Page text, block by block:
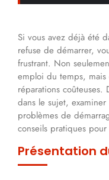
Si vous avez déjà été
refuse de démarrer,
frustrant. Non
emploi du temps, mais
réparations coûteuses.
dans le sujet,
problèmes de
conseils pratiques
Présentation